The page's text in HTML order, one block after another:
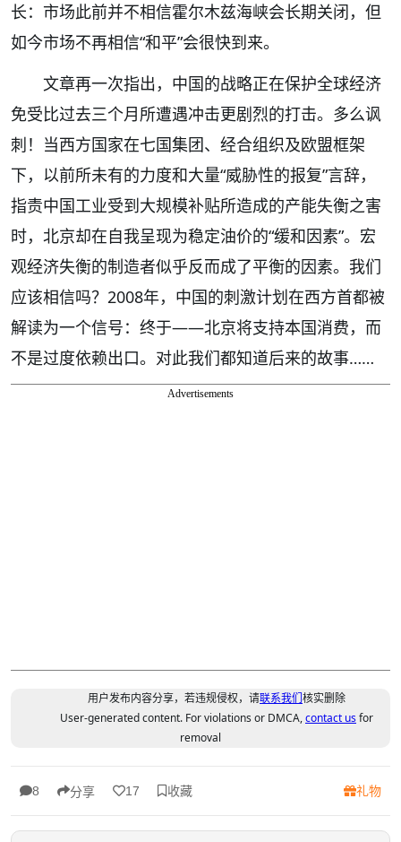
长：市场此前并不相信霍尔木兹海峡会长期关闭，但
如今市场不再相信“和平”会很快到来。
文章再一次指出，中国的战略正在保护全球经济
免受比过去三个月所遭遇冲击更剧烈的打击。多么讽
刺！当西方国家在七国集团、经合组织及欧盟框架
下，以前所未有的力度和大量“威胁性的报复”言辞，
指责中国工业受到大规模补贴所造成的产能失衡之害
时，北京却在自我呈现为稳定油价的“缓和因素”。宏
观经济失衡的制造者似乎反而成了平衡的因素。我们
应该相信吗？2008年，中国的刺激计划在西方首都被
解读为一个信号：终于——北京将支持本国消费，而
不是过度依赖出口。对此我们都知道后来的故事……
Advertisements
用户发布内容分享，若违规侵权，请联系我们核实删除
User-generated content. For violations or DMCA,contact usfor
removal
8 分享 17 收藏 礼物